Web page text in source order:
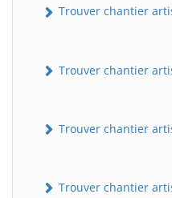
Trouver chantier
Trouver chantier
Trouver chantier
Trouver chantier